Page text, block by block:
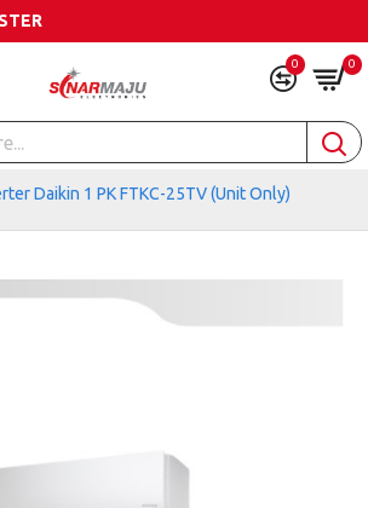
0 0
Daikin 1 PK FTKC-25TV (Unit Only)